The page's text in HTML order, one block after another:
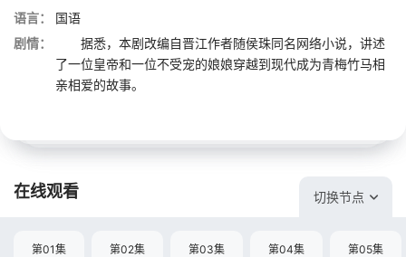
语言：
国语
剧情：
据悉，本剧改编自晋江作者随侯珠同名网络小说，讲述
了一位皇帝和一位不受宠的娘娘穿越到现代成为青梅竹马相
亲相爱的故事。
在线观看 切换节点
第01集 第02集 第03集 第04集 第05集